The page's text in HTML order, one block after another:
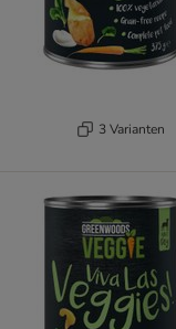
3 Varianten